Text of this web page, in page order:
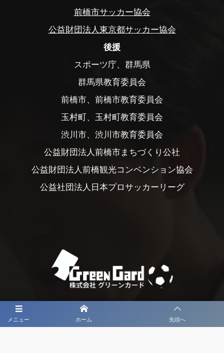
メニュー ホーム 先頭へ
前橋市サッカー協会
公益財団法人東京都サッカー協会
後援
スポーツ庁、群馬県
群馬県教育委員会
前橋市、前橋市教育委員会
玉村町、玉村町教育委員会
渋川市、渋川市教育委員会
公益財団法人前橋市まちづくり公社
公益財団法人前橋観光コンベンション協会
公益社団法人日本プロサッカーリーグ
大会メディア協力社として